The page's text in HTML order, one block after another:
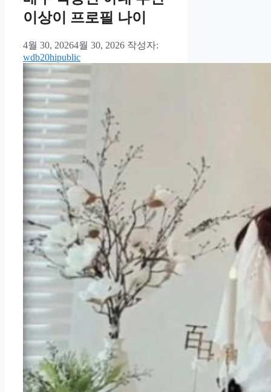
이상이 프로필 나이
4월 30, 20264월 30, 2026 작성자:
wdb20hipublic